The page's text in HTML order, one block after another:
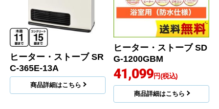
ヒーター・ストーブ SR
C-365E-13A
商品詳細はこちら
ヒーター・ストーブ SD
G-1200GBM
41,099円(税込)
商品詳細はこちら